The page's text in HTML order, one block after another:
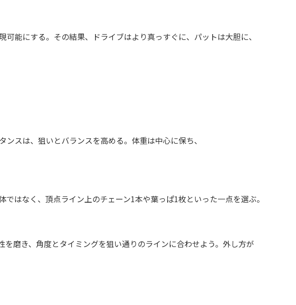
能にする。その結果、ドライブはより真っすぐに、パットは大胆に、
スは、狙いとバランスを高める。体重は中心に保ち、
はなく、頂点ライン上のチェーン1本や葉っぱ1枚といった一点を選ぶ。
磨き、角度とタイミングを狙い通りのラインに合わせよう。外し方が